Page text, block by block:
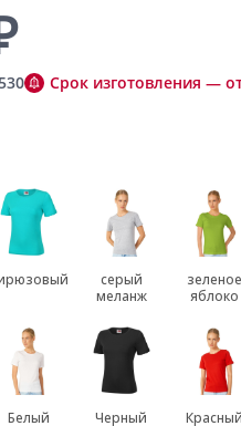
Срок изготовления —
серый
меланж
зеленое
яблоко
Белый Черный Красный